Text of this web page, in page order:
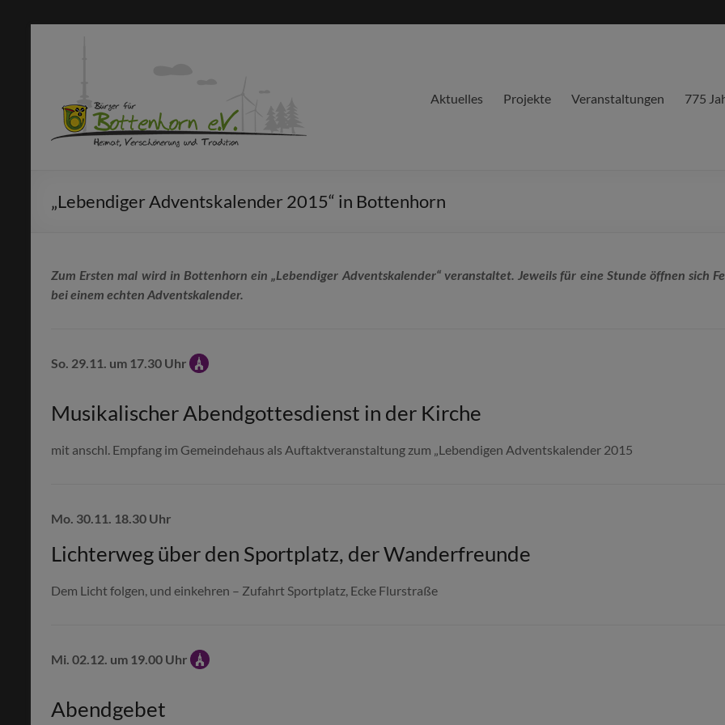
Bottenhorn
e.V.
statt
Aktuelles Projekte Veranstaltungen 775
„Lebendiger Adventskalender 2015“ in Bottenhorn
Zum Ersten mal wird in Bottenhorn ein „Lebendiger Adventskalender“ veranstaltet. Jeweils für eine Stunde öffnen sich
bei einem echten Adventskalender.
So. 29.11. um 17.30 Uhr
Musikalischer Abendgottesdienst in der Kirche
mit anschl. Empfang im Gemeindehaus als Auftaktveranstaltung zum „Lebendigen Adventskalender 2015
Mo. 30.11. 18.30 Uhr
Lichterweg über den Sportplatz, der Wanderfreunde
Dem Licht folgen, und einkehren – Zufahrt Sportplatz, Ecke Flurstraße
Mi. 02.12. um 19.00 Uhr
Abendgebet